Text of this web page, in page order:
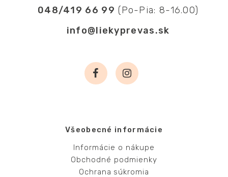
048/419 66 99 (Po-Pia: 8-16.00)
info@liekyprevas.sk
Všeobecné informácie
Informácie o nákupe
Obchodné podmienky
Ochrana súkromia